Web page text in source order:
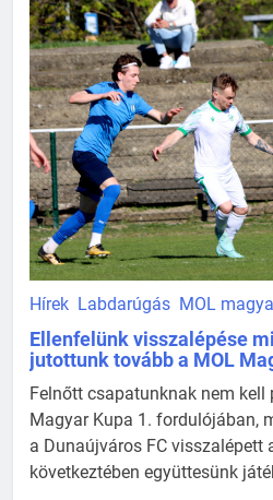
Hírek Labdarúgás MOL
Ellenfelünk visszalépése
jutottunk tovább a MOL
Felnőtt csapatunknak nem kell
Magyar Kupa 1. fordulójában,
a Dunaújváros FC visszalépett
következtében együttesünk